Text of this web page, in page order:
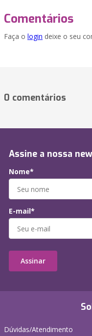
Comentários
Faça o login deixe o seu
0 comentários
Dúvidas/Atendimento
Assine a nossa
Nome*
E-mail*
Assinar